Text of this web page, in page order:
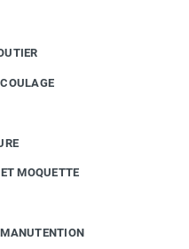
MOQUETTE